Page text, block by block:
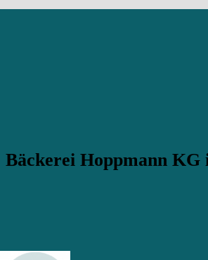
Bäckerei Hoppmann KG